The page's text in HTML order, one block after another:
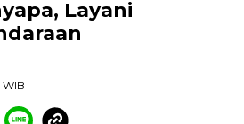
Layani